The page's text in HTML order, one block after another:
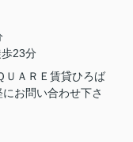
23分
ＵＡＲＥ賃貸ひろば
お問い合わせ下さ